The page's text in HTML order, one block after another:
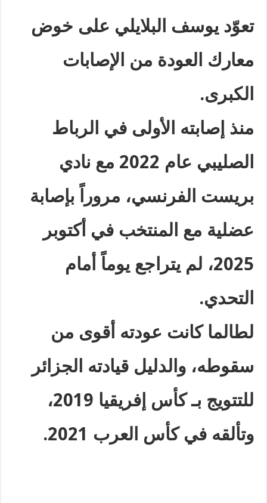
تعوّد يوسف البلايلي على خوض
معارك العودة من الإصابات
الكبرى.
منذ إصابته الأولى في الرباط
الصليبي عام 2022 مع نادي
بريست الفرنسي، مروراً بإصابة
عضلية مع المنتخب في أكتوبر
2025، لم يتراجع يوماً أمام
التحدي.
لطالما كانت عودته أقوى من
سقوطه، والدليل قيادته الجزائر
للتتويج بـ كأس إفريقيا 2019،
وتألقه في كأس العرب 2021
.